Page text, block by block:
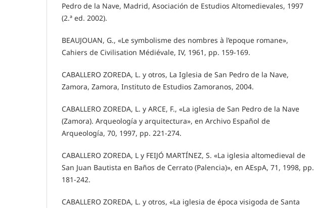
Pedro de la Nave, Madrid, Asociación de Estudios Altomedievales, 1997
(2.ª ed. 2002).
BEAUJOUAN, G., «Le symbolisme des nombres à l’epoque romane»,
Cahiers de Civilisation Médiévale, IV, 1961, pp. 159-169.
CABALLERO ZOREDA, L. y otros, La Iglesia de San Pedro de la Nave,
Zamora, Zamora, Instituto de Estudios Zamoranos, 2004.
CABALLERO ZOREDA, L. y ARCE, F., «La iglesia de San Pedro de la Nave
(Zamora). Arqueología y arquitectura», en Archivo Español de
Arqueología, 70, 1997, pp. 221-274.
CABALLERO ZOREDA, L y FEIJÓ MARTÍNEZ, S. «La iglesia altomedieval de
San Juan Bautista en Baños de Cerrato (Palencia)», en AEspA, 71, 1998, pp.
181-242.
CABALLERO ZOREDA, L. y otros, «La iglesia de época visigoda de Santa